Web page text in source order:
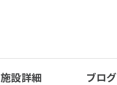
施設詳細 ブログ